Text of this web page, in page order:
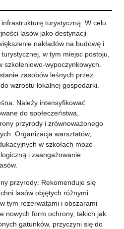
turystyczną: W celu
lasów jako destynacji
nakładów na budowę i
w tym miejsc postoju,
szkoleniowo-wypoczynkowych.
zasobów leśnych przez
wzrostu lokalnej gospodarki.
Należy intensyfikować
do społeczeństwa,
przyrody i zrównoważonego
Organizacja warsztatów,
w szkołach może
i zaangażowanie
przyrody: Rekomenduje się
lasów objętych różnymi
tym rezerwatami i obszarami
nowych form ochrony, takich jak
gatunków, przyczyni się do